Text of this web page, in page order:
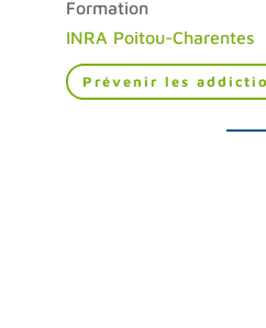
Formation
INRA Poitou-Charentes
Prévenir les